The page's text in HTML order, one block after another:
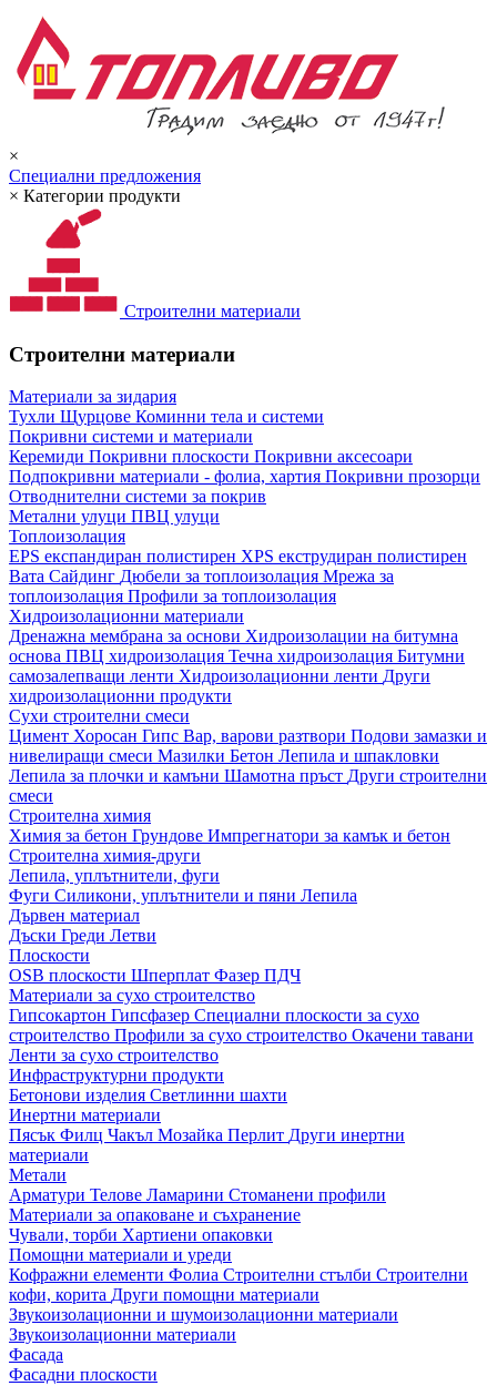
×
Специални предложения
× Категории продукти
Строителни материали
Строителни материали
Материали за зидария
Тухли Щурцове Коминни тела и системи
Покривни системи и материали
Керемиди Покривни плоскости Покривни аксесоари
Подпокривни материали - фолиа, хартия Покривни прозорци
Отводнителни системи за покрив
Метални улуци ПВЦ улуци
Топлоизолация
EPS експандиран полистирен XPS екструдиран полистирен
Вата Сайдинг Дюбели за топлоизолация Мрежа за
топлоизолация Профили за топлоизолация
Хидроизолационни материали
Дренажна мембрана за основи Хидроизолации на битумна
основа ПВЦ хидроизолация Течна хидроизолация Битумни
самозалепващи ленти Хидроизолационни ленти Други
хидроизолационни продукти
Сухи строителни смеси
Цимент Хоросан Гипс Вар, варови разтвори Подови замазки и
нивелиращи смеси Мазилки Бетон Лепила и шпакловки
Лепила за плочки и камъни Шамотна пръст Други строителни
смеси
Строителна химия
Химия за бетон Грундове Импрегнатори за камък и бетон
Строителна химия-други
Лепила, уплътнители, фуги
Фуги Силикони, уплътнители и пяни Лепила
Дървен материал
Дъски Греди Летви
Плоскости
OSB плоскости Шперплат Фазер ПДЧ
Материали за сухо строителство
Гипсокартон Гипсфазер Специални плоскости за сухо
строителство Профили за сухо строителство Окачени тавани
Ленти за сухо строителство
Инфраструктурни продукти
Бетонови изделия Светлинни шахти
Инертни материали
Пясък Филц Чакъл Мозайкa Перлит Други инертни
материали
Метали
Арматури Телове Ламарини Стоманени профили
Материали за опаковане и съхранение
Чували, торби Хартиени опаковки
Помощни материали и уреди
Кофражни елементи Фолиа Строителни стълби Строителни
кофи, корита Други помощни материали
Звукоизолационни и шумоизолационни материали
Звукоизолационни материали
Фасада
Фасадни плоскости